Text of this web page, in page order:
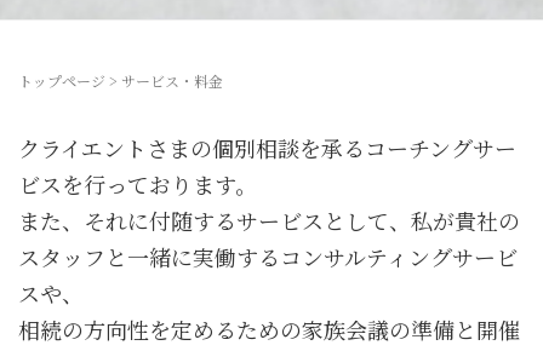
トップページ > サービス・料金
クライエントさまの個別相談を承るコーチングサー
ビスを行っております。
また、それに付随するサービスとして、私が貴社の
スタッフと一緒に実働するコンサルティングサービ
スや、
相続の方向性を定めるための家族会議の準備と開催